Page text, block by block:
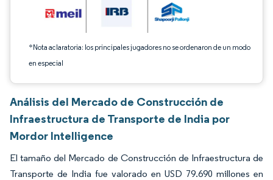
*Nota aclaratoria: los principales jugadores no se ordenaron de un modo
en especial
Análisis del Mercado de Construcción de
Infraestructura de Transporte de India por
Mordor Intelligence
El tamaño del Mercado de Construcción de Infraestructura de
Transporte de India fue valorado en USD 79.690 millones en